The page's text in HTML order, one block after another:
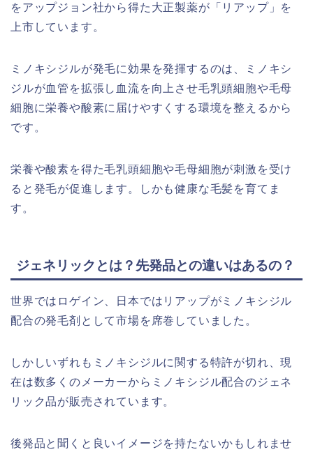
をアップジョン社から得た大正製薬が「リアップ」を
上市しています。
ミノキシジルが発毛に効果を発揮するのは、ミノキシ
ジルが血管を拡張し血流を向上させ毛乳頭細胞や毛母
細胞に栄養や酸素に届けやすくする環境を整えるから
です。
栄養や酸素を得た毛乳頭細胞や毛母細胞が刺激を受け
ると発毛が促進します。しかも健康な毛髪を育てま
す。
ジェネリックとは？先発品との違いはあるの？
世界ではロゲイン、日本ではリアップがミノキシジル
配合の発毛剤として市場を席巻していました。
しかしいずれもミノキシジルに関する特許が切れ、現
在は数多くのメーカーからミノキシジル配合のジェネ
リック品が販売されています。
後発品と聞くと良いイメージを持たないかもしれませ